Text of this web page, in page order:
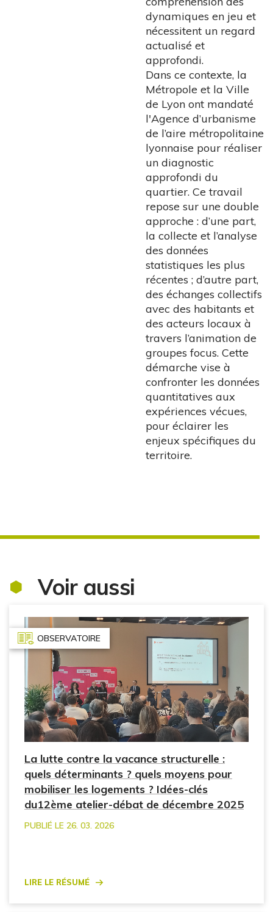
dynamiques en jeu et
nécessitent un regard
actualisé et
approfondi.
Dans ce contexte, la
Métropole et la Ville
de Lyon ont mandaté
l'Agence d’urbanisme
de l’aire métropolitaine
lyonnaise pour réaliser
un diagnostic
approfondi du
quartier. Ce travail
repose sur une double
approche : d’une part,
la collecte et l’analyse
des données
statistiques les plus
récentes ; d’autre part,
des échanges collectifs
avec des habitants et
des acteurs locaux à
travers l’animation de
groupes focus. Cette
démarche vise à
confronter les données
quantitatives aux
expériences vécues,
pour éclairer les
enjeux spécifiques du
territoire.
Voir aussi
OBSERVATOIRE
La lutte contre la vacance structurelle :
quels déterminants ? quels moyens pour
mobiliser les logements ? Idées-clés
du12ème atelier-débat de décembre 2025
PUBLIÉ LE 26. 03. 2026
Lire le résumé